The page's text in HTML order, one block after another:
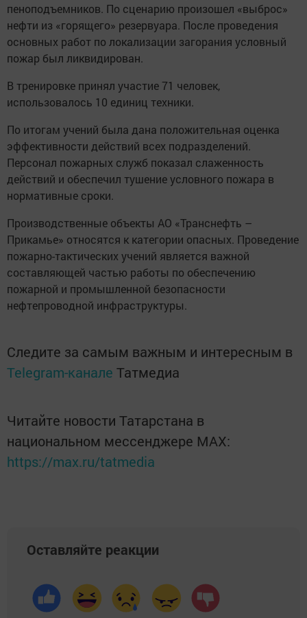
пеноподъемников. По сценарию произошел «выброс»
нефти из «горящего» резервуара. После проведения
основных работ по локализации загорания условный
пожар был ликвидирован.
В тренировке принял участие 71 человек,
использовалось 10 единиц техники.
По итогам учений была дана положительная оценка
эффективности действий всех подразделений.
Персонал пожарных служб показал слаженность
действий и обеспечил тушение условного пожара в
нормативные сроки.
Производственные объекты АО «Транснефть –
Прикамье» относятся к категории опасных. Проведение
пожарно-тактических учений является важной
составляющей частью работы по обеспечению
пожарной и промышленной безопасности
нефтепроводной инфраструктуры.
Следите за самым важным и интересным в
Telegram-канале Татмедиа
Читайте новости Татарстана в
национальном мессенджере MАХ:
https://max.ru/tatmedia
Оставляйте реакции